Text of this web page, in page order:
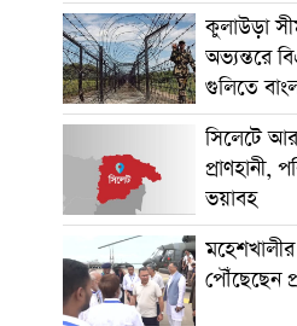
কুলাউড়া
অভ্যন্তরে
গুলিতে
সিলেটে
প্রাণহানী,
ভয়াবহ
পৌঁছেছেন